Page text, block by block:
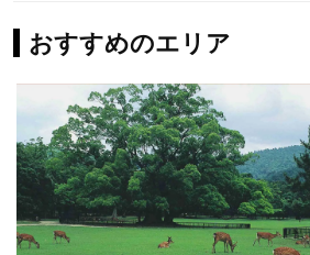
おすすめのエリア